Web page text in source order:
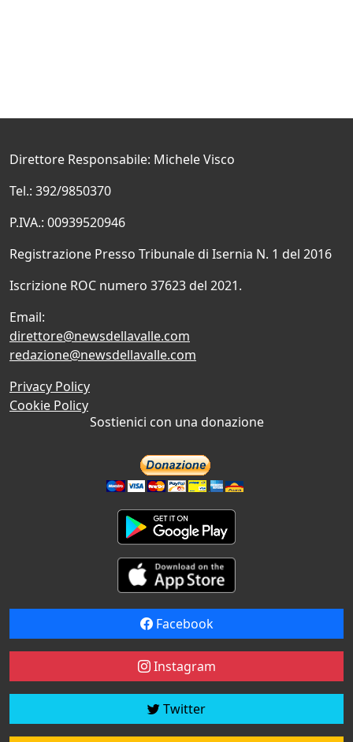
Direttore Responsabile: Michele Visco
Tel.: 392/9850370
P.IVA.: 00939520946
Registrazione Presso Tribunale di Isernia N. 1 del 2016
Iscrizione ROC numero 37623 del 2021.
Email:
direttore@newsdellavalle.com
redazione@newsdellavalle.com
Privacy Policy
Cookie Policy
Sostienici con una donazione
Facebook
Instagram
Twitter